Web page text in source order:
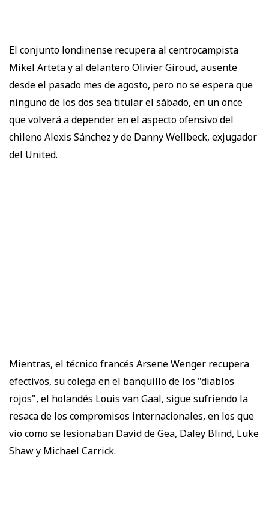
El conjunto londinense recupera al centrocampista
Mikel Arteta y al delantero Olivier Giroud, ausente
desde el pasado mes de agosto, pero no se espera que
ninguno de los dos sea titular el sábado, en un once
que volverá a depender en el aspecto ofensivo del
chileno Alexis Sánchez y de Danny Wellbeck, exjugador
del United.
Mientras, el técnico francés Arsene Wenger recupera
efectivos, su colega en el banquillo de los "diablos
rojos", el holandés Louis van Gaal, sigue sufriendo la
resaca de los compromisos internacionales, en los que
vio como se lesionaban David de Gea, Daley Blind, Luke
Shaw y Michael Carrick.